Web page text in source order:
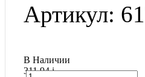
Артикул:
В Наличии
311.94i